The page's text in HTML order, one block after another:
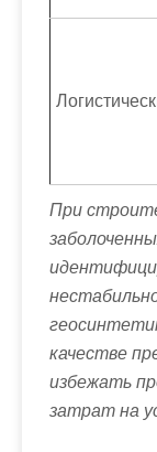
При
качестве
избежать
затрат на